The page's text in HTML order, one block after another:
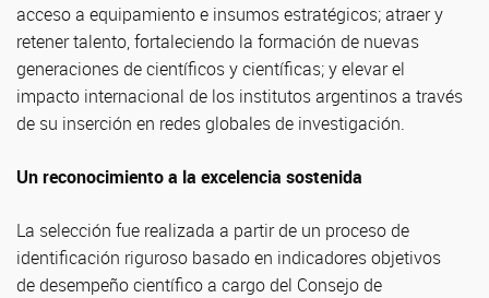
acceso a equipamiento e insumos estratégicos; atraer y
retener talento, fortaleciendo la formación de nuevas
generaciones de científicos y científicas; y elevar el
impacto internacional de los institutos argentinos a través
de su inserción en redes globales de investigación.
Un reconocimiento a la excelencia sostenida
La selección fue realizada a partir de un proceso de
identificación riguroso basado en indicadores objetivos
de desempeño científico a cargo del Consejo de